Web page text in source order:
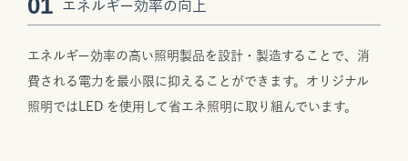
エネルギー効率の向上
エネルギー効率の高い照明製品を設計・製造することで、消
費される電力を最小限に抑えることができます。オリジナル
照明ではLED を使用して省エネ照明に取り組んでいます。